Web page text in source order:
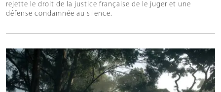
rejette le droit de la justice française de le juger et une
défense condamnée au silence.